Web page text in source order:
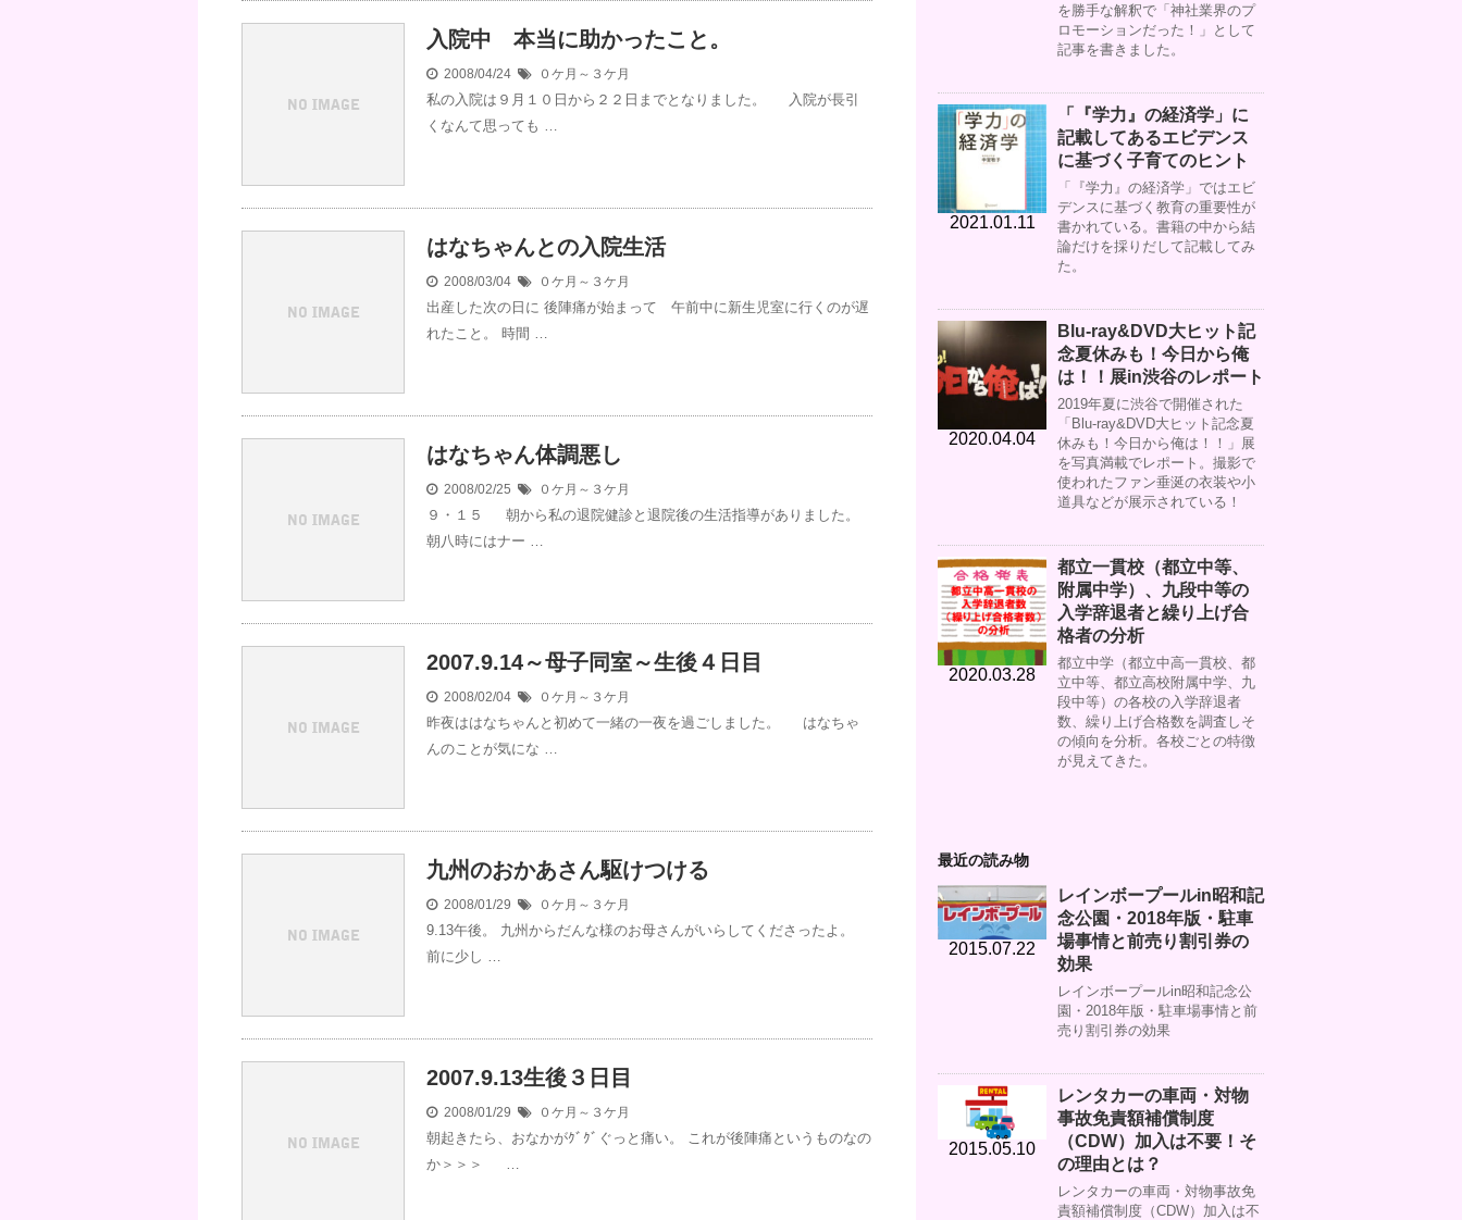
入院中 本当に助かったこと。
2008/04/24 ０ケ月～３ケ月
私の入院は９月１０日から２２日までとなりました。 入院が長引
くなんて思っても …
はなちゃんとの入院生活
2008/03/04 ０ケ月～３ケ月
出産した次の日に 後陣痛が始まって 午前中に新生児室に行くのが遅
れたこと。 時間 …
はなちゃん体調悪し
2008/02/25 ０ケ月～３ケ月
９・１５ 朝から私の退院健診と退院後の生活指導がありました。
朝八時にはナー …
2007.9.14～母子同室～生後４日目
2008/02/04 ０ケ月～３ケ月
昨夜ははなちゃんと初めて一緒の一夜を過ごしました。 はなちゃ
んのことが気にな …
九州のおかあさん駆けつける
2008/01/29 ０ケ月～３ケ月
9.13午後。 九州からだんな様のお母さんがいらしてくださったよ。
前に少し …
2007.9.13生後３日目
2008/01/29 ０ケ月～３ケ月
朝起きたら、おなかがｸﾞｸﾞぐっと痛い。 これが後陣痛というものなの
か＞＞＞ …
を勝手な解釈で「神社業界のプ
ロモーションだった！」として
記事を書きました。
2021.01.11
「『学力』の経済学」に
記載してあるエビデンス
に基づく子育てのヒント
「『学力』の経済学」ではエビ
デンスに基づく教育の重要性が
書かれている。書籍の中から結
論だけを採りだして記載してみ
た。
2020.04.04
Blu-ray&DVD大ヒット記
念夏休みも！今日から俺
は！！展in渋谷のレポート
2019年夏に渋谷で開催された
「Blu-ray&DVD大ヒット記念夏
休みも！今日から俺は！！」展
を写真満載でレポート。撮影で
使われたファン垂涎の衣装や小
道具などが展示されている！
2020.03.28
都立一貫校（都立中等、
附属中学）、九段中等の
入学辞退者と繰り上げ合
格者の分析
都立中学（都立中高一貫校、都
立中等、都立高校附属中学、九
段中等）の各校の入学辞退者
数、繰り上げ合格数を調査しそ
の傾向を分析。各校ごとの特徴
が見えてきた。
最近の読み物
2015.07.22
レインボープールin昭和記
念公園・2018年版・駐車
場事情と前売り割引券の
効果
レインボープールin昭和記念公
園・2018年版・駐車場事情と前
売り割引券の効果
2015.05.10
レンタカーの車両・対物
事故免責額補償制度
（CDW）加入は不要！そ
の理由とは？
レンタカーの車両・対物事故免
責額補償制度（CDW）加入は不